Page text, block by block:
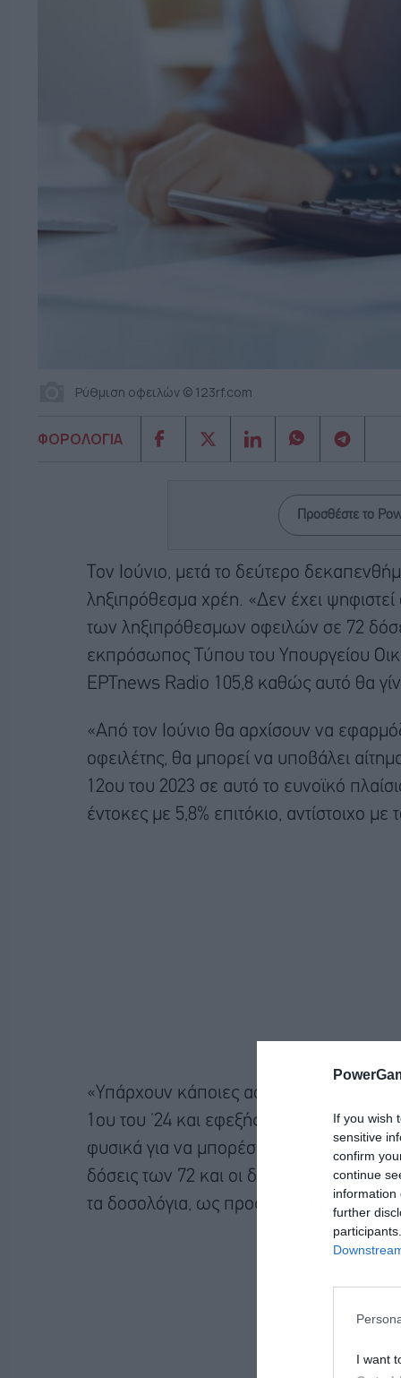
If you wish
sensitive
confirm
continue
information
further
I want
Ρύθμιση οφειλών © 123rf.com
ΦΟΡΟΛΟΓΙΑ
Προσθέστε το
Τον Ιούνιο, μετά το δεύτερο
ληξιπρόθεσμα χρέη. «Δεν έχει
των ληξιπρόθεσμων οφειλών σε 72
εκπρόσωπος Τύπου του Υπουργείου
ΕΡΤnews Radio 105,8 καθώς αυτό θα
«Από τον Ιούνιο θα αρχίσουν να
οφειλέτης, θα μπορεί να υποβάλει
12ου του 2023 σε αυτό το ευνοϊκό
έντοκες με 5,8% επιτόκιο, αντίστοιχο με
«Υπάρχουν κάποιες ασφαλιστικές
1ου του ‘24 και εφεξής είτε εάν έχεις
φυσικά για να μπορέσει να
δόσεις των 72 και οι δόσεις εφόσον
τα δοσολόγια, ως προς τις πληρωμές.